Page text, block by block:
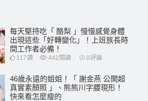
每天堅持吃「 酪梨 」慢慢感覺身體
出現這些「好轉變化」！上班族長時
間工作者必備！
117讚 442 閱讀 0評論
46歲永遠的姐姐！「 謝金燕 公開超
真實素顏照 」、熊熊川字腰現形！
快來看怎麼瘦的